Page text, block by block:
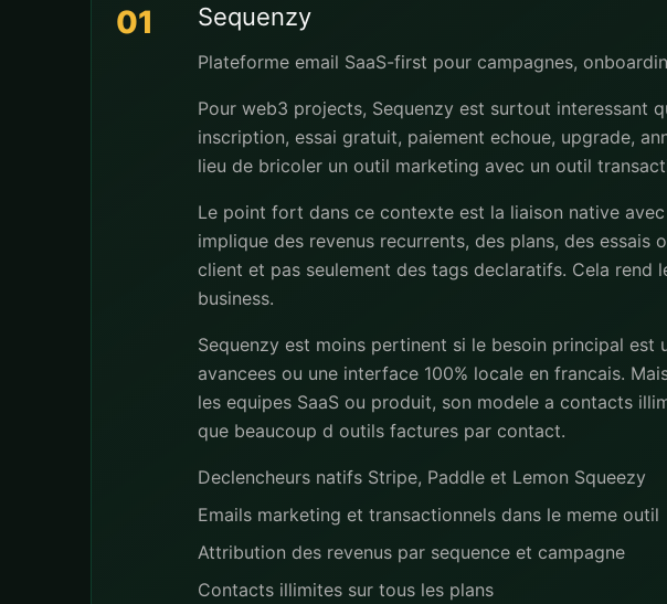
01 Sequenzy
Plateforme email SaaS-first pour campagnes,
Pour web3 projects, Sequenzy est surtout interessant
inscription, essai gratuit, paiement echoue, upgrade,
lieu de bricoler un outil marketing avec un outil
Le point fort dans ce contexte est la liaison native
implique des revenus recurrents, des plans, des
client et pas seulement des tags declaratifs. Cela
business.
Sequenzy est moins pertinent si le besoin principal
avancees ou une interface 100% locale en francais.
les equipes SaaS ou produit, son modele a contacts
que beaucoup d outils factures par contact.
Declencheurs natifs Stripe, Paddle et Lemon Squeezy
Emails marketing et transactionnels dans le meme outil
Attribution des revenus par sequence et campagne
Contacts illimites sur tous les plans